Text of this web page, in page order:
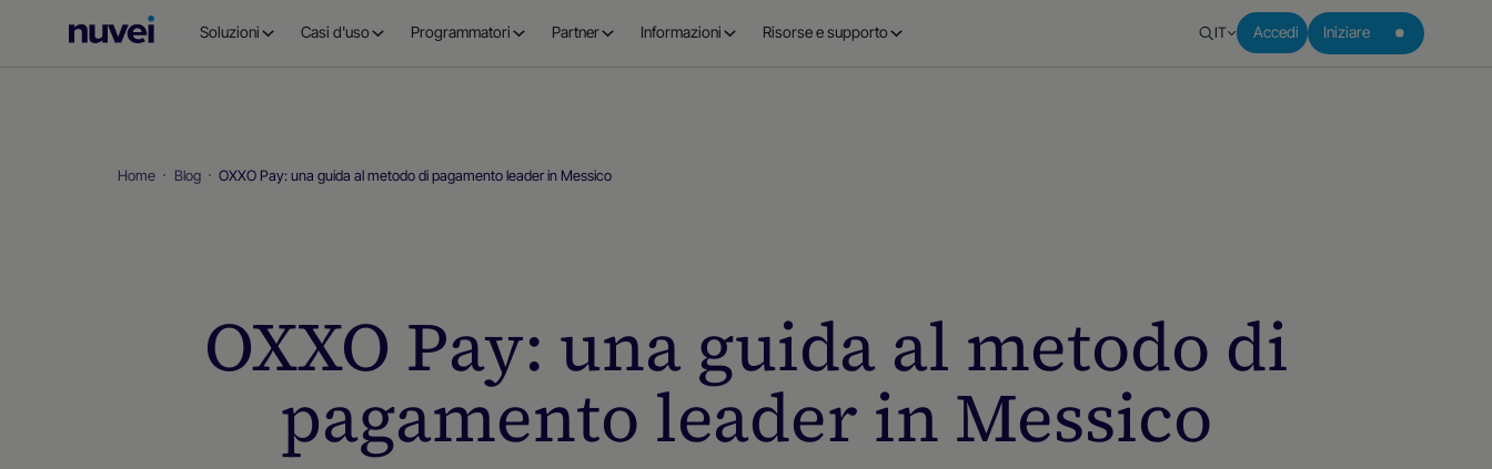
Homepage
Soluzioni Casi d'uso Programmatori Partner Informazioni Risorse e supporto IT Accedi Iniziare
Home Blog OXXO Pay: una guida al metodo di pagamento leader in Messico
OXXO Pay: una guida al metodo di
pagamento leader in Messico